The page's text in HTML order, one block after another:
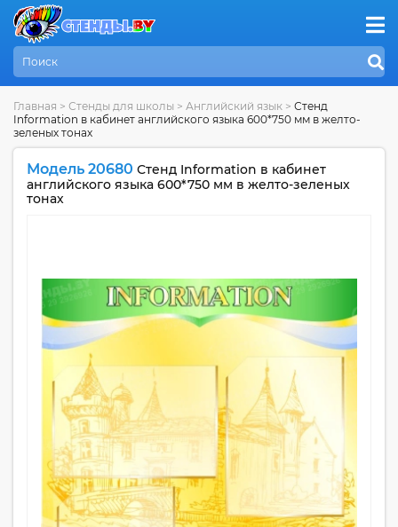
Главная > Стенды для школы > Английский язык > Стенд
Information в кабинет английского языка 600*750 мм в желто-
зеленых тонах
Модель 20680 Стенд Information в кабинет
английского языка 600*750 мм в желто-зеленых
тонах